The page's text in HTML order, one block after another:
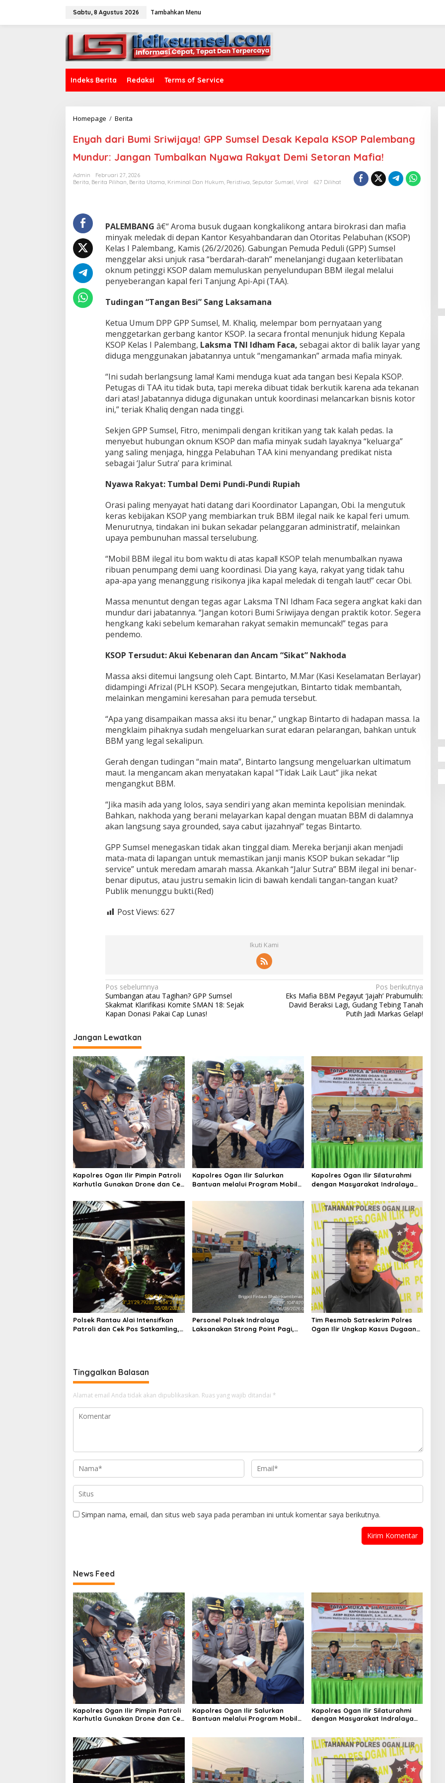
Sabtu, 8 Agustus 2026 Tambahkan Menu
Indeks Berita Redaksi Terms of Service
Homepage / Berita
y
a
h
d
a
r
i
S
r
i
w
j
a
G
P
P
u
s
e
l
D
e
a
k
K
e
p
K
S
O
P
P
l
e
m
b
n
g
M
u
n
u
:
J
a
n
a
n
u
b
a
l
n
N
y
w
a
R
a
k
y
D
o
r
a
n
M
i
a
Enyah dari Bumi Sriwijaya! GPP Sumsel Desak Kepala KSOP Palembang
Mundur: Jangan Tumbalkan Nyawa Rakyat Demi Setoran Mafia!
Admin
Februari 27, 2026
Berita, Berita Pilihan, Berita Utama, Kriminal Dan Hukum, Peristiwa, Seputar Sumsel, Viral 627 Dilihat
PALEMBANG â€“ Aroma busuk dugaan kongkalikong antara birokrasi dan mafia
minyak meledak di depan Kantor Kesyahbandaran dan Otoritas Pelabuhan (KSOP)
Kelas I Palembang, Kamis (26/2/2026). Gabungan Pemuda Peduli (GPP) Sumsel
menggelar aksi unjuk rasa “berdarah-darah” menelanjangi dugaan keterlibatan
oknum petinggi KSOP dalam memuluskan penyelundupan BBM ilegal melalui
penyeberangan kapal feri Tanjung Api-Api (TAA).
Tudingan “Tangan Besi” Sang Laksamana
Ketua Umum DPP GPP Sumsel, M. Khaliq, melempar bom pernyataan yang
menggetarkan gerbang kantor KSOP. Ia secara frontal menunjuk hidung Kepala
KSOP Kelas I Palembang, Laksma TNI Idham Faca, sebagai aktor di balik layar yang
diduga menggunakan jabatannya untuk “mengamankan” armada mafia minyak.
“Ini sudah berlangsung lama! Kami menduga kuat ada tangan besi Kepala KSOP.
Petugas di TAA itu tidak buta, tapi mereka dibuat tidak berkutik karena ada tekanan
dari atas! Jabatannya diduga digunakan untuk koordinasi melancarkan bisnis kotor
ini,” teriak Khaliq dengan nada tinggi.
Sekjen GPP Sumsel, Fitro, menimpali dengan kritikan yang tak kalah pedas. Ia
menyebut hubungan oknum KSOP dan mafia minyak sudah layaknya “keluarga”
yang saling menjaga, hingga Pelabuhan TAA kini menyandang predikat nista
sebagai ‘Jalur Sutra’ para kriminal.
Nyawa Rakyat: Tumbal Demi Pundi-Pundi Rupiah
Orasi paling menyayat hati datang dari Koordinator Lapangan, Obi. Ia mengutuk
keras kebijakan KSOP yang membiarkan truk BBM ilegal naik ke kapal feri umum.
Menurutnya, tindakan ini bukan sekadar pelanggaran administratif, melainkan
upaya pembunuhan massal terselubung.
“Mobil BBM ilegal itu bom waktu di atas kapal! KSOP telah menumbalkan nyawa
ribuan penumpang demi uang koordinasi. Dia yang kaya, rakyat yang tidak tahu
apa-apa yang menanggung risikonya jika kapal meledak di tengah laut!” cecar Obi.
Massa menuntut dengan tegas agar Laksma TNI Idham Faca segera angkat kaki dan
mundur dari jabatannya. “Jangan kotori Bumi Sriwijaya dengan praktik kotor. Segera
hengkang kaki sebelum kemarahan rakyat semakin memuncak!” tegas para
pendemo.
KSOP Tersudut: Akui Kebenaran dan Ancam “Sikat” Nakhoda
Massa aksi ditemui langsung oleh Capt. Bintarto, M.Mar (Kasi Keselamatan Berlayar)
didampingi Afrizal (PLH KSOP). Secara mengejutkan, Bintarto tidak membantah,
melainkan mengamini keresahan para pemuda tersebut.
“Apa yang disampaikan massa aksi itu benar,” ungkap Bintarto di hadapan massa. Ia
mengklaim pihaknya sudah mengeluarkan surat edaran pelarangan, bahkan untuk
BBM yang legal sekalipun.
Gerah dengan tudingan “main mata”, Bintarto langsung mengeluarkan ultimatum
maut. Ia mengancam akan menyatakan kapal “Tidak Laik Laut” jika nekat
mengangkut BBM.
“Jika masih ada yang lolos, saya sendiri yang akan meminta kepolisian menindak.
Bahkan, nakhoda yang berani melayarkan kapal dengan muatan BBM di dalamnya
akan langsung saya grounded, saya cabut ijazahnya!” tegas Bintarto.
GPP Sumsel menegaskan tidak akan tinggal diam. Mereka berjanji akan menjadi
mata-mata di lapangan untuk memastikan janji manis KSOP bukan sekadar “lip
service” untuk meredam amarah massa. Akankah “Jalur Sutra” BBM ilegal ini benar-
benar diputus, atau justru semakin licin di bawah kendali tangan-tangan kuat?
Publik menunggu bukti.(Red)
Post Views: 627
Ikuti Kami
N
a
v
i
g
a
s
i
p
o
s
Pos sebelumnya
Sumbangan atau Tagihan? GPP Sumsel
Skakmat Klarifikasi Komite SMAN 18: Sejak
Kapan Donasi Pakai Cap Lunas!
Pos berikutnya
Eks Mafia BBM Pegayut ‘Jajah’ Prabumulih:
David Beraksi Lagi, Gudang Tebing Tanah
Putih Jadi Markas Gelap!
Jangan Lewatkan
Kapolres Ogan Ilir Pimpin Patroli
Karhutla Gunakan Drone dan Cek
Kesiapsiagaan Hadapi Musim
Kemarau
Kapolres Ogan Ilir Salurkan
Bantuan melalui Program Mobil
kepada Masyarakat Desa Parit
Kapolres Ogan Ilir Silaturahmi
dengan Masyarakat Indralaya
Kamtibmas dan Antisipasi
Karhutla
Polsek Rantau Alai Intensifkan
Patroli dan Cek Pos Satkamling,
Personel Polsek Indralaya
Laksanakan Strong Point Pagi,
Tim Resmob Satreskrim Polres
Ogan Ilir Ungkap Kasus Dugaan
Tinggalkan Balasan
Alamat email Anda tidak akan dipublikasikan. Ruas yang wajib ditandai *
Simpan nama, email, dan situs web saya pada peramban ini untuk komentar saya berikutnya.
News Feed
Kapolres Ogan Ilir Pimpin Patroli
Karhutla Gunakan Drone dan Cek
Kemarau
Kapolres Ogan Ilir Salurkan
Bantuan melalui Program Mobil
Kapolres Ogan Ilir Silaturahmi
dengan Masyarakat Indralaya
Karhutla